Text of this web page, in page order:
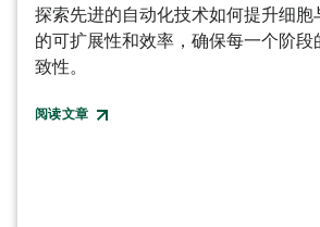
探索先进的自动化技术如何提升细
的可扩展性和效率，确保每一个阶段
致性。
阅读文章